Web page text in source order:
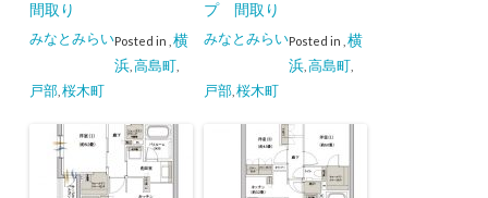
間取り
Posted in
みなとみらい
横
浜, 高島町
戸部, 桜木町
プ 間取り
Posted in
みなとみらい
横
浜, 高島町
戸部, 桜木町